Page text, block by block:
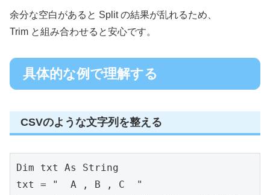
余分な空白があると Split の結果が乱れるため、
Trim と組み合わせると安心です。
具体的な例で理解する
CSVのような文字列を整える
Dim txt As String
txt = "  A , B , C  "